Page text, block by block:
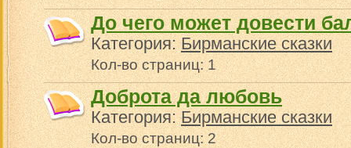
До чего может довести
Категория:Бирманские сказки
Кол-во страниц: 1
Доброта да любовь
Категория:Бирманские сказки
Кол-во страниц: 2